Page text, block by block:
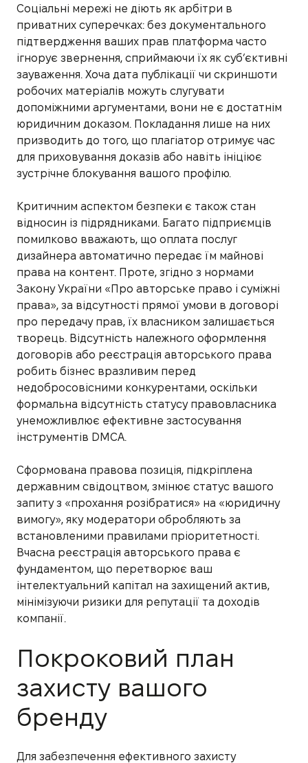
Соціальні мережі не діють як арбітри в
приватних суперечках: без документального
підтвердження ваших прав платформа часто
ігнорує звернення, сприймаючи їх як суб’єктивні
зауваження. Хоча дата публікації чи скриншоти
робочих матеріалів можуть слугувати
допоміжними аргументами, вони не є достатнім
юридичним доказом. Покладання лише на них
призводить до того, що плагіатор отримує час
для приховування доказів або навіть ініціює
зустрічне блокування вашого профілю.
Критичним аспектом безпеки є також стан
відносин із підрядниками. Багато підприємців
помилково вважають, що оплата послуг
дизайнера автоматично передає їм майнові
права на контент. Проте, згідно з нормами
Закону України «Про авторське право і суміжні
права», за відсутності прямої умови в договорі
про передачу прав, їх власником залишається
творець. Відсутність належного оформлення
договорів або реєстрація авторського права
робить бізнес вразливим перед
недобросовісними конкурентами, оскільки
формальна відсутність статусу правовласника
унеможливлює ефективне застосування
інструментів DMCA.
Сформована правова позиція, підкріплена
державним свідоцтвом, змінює статус вашого
запиту з «прохання розібратися» на «юридичну
вимогу», яку модератори обробляють за
встановленими правилами пріоритетності.
Вчасна реєстрація авторського права є
фундаментом, що перетворює ваш
інтелектуальний капітал на захищений актив,
мінімізуючи ризики для репутації та доходів
компанії.
Покроковий план
захисту вашого
бренду
Для забезпечення ефективного захисту